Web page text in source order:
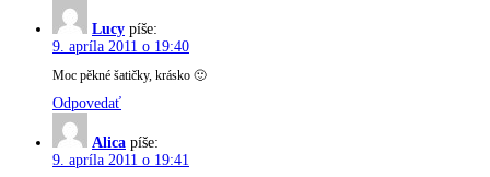
Lucy píše:
9. apríla 2011 o 19:40
Moc pěkné šatičky, krásko 🙂
Odpovedať
Alica píše:
9. apríla 2011 o 19:41